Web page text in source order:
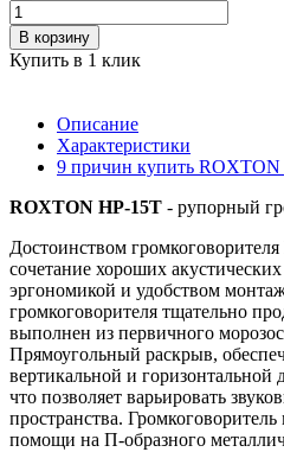
В корзину
Купить в 1 клик
Описание
Характеристики
9 причин купить ROXTON
ROXTON HP-15T - рупорный
Достоинством громкоговорителя
сочетание хороших
эргономикой и удобством
громкоговорителя тщательно
выполнен из первичного
Прямоугольный раскрыв,
вертикальной и горизонтальной
что позволяет варьировать
пространства.
помощи на П-образного